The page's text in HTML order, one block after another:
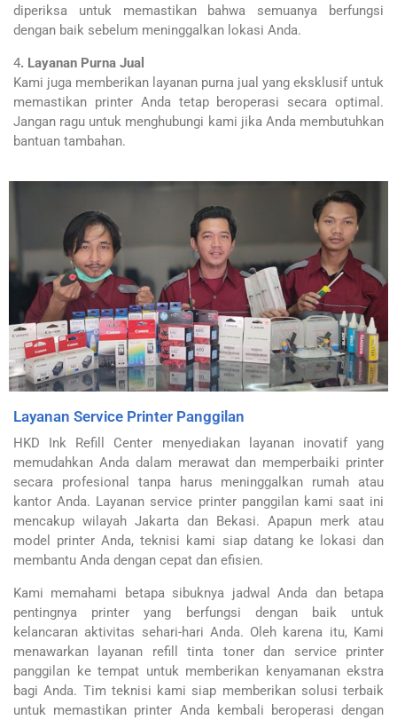
diperiksa untuk memastikan bahwa semuanya berfungsi
dengan baik sebelum meninggalkan lokasi Anda.
4. Layanan Purna Jual
Kami juga memberikan layanan purna jual yang eksklusif untuk
memastikan printer Anda tetap beroperasi secara optimal.
Jangan ragu untuk menghubungi kami jika Anda membutuhkan
bantuan tambahan.
Layanan Service Printer Panggilan
HKD Ink Refill Center menyediakan layanan inovatif yang
memudahkan Anda dalam merawat dan memperbaiki printer
secara profesional tanpa harus meninggalkan rumah atau
kantor Anda. Layanan service printer panggilan kami saat ini
mencakup wilayah Jakarta dan Bekasi. Apapun merk atau
model printer Anda, teknisi kami siap datang ke lokasi dan
membantu Anda dengan cepat dan efisien.
Kami memahami betapa sibuknya jadwal Anda dan betapa
pentingnya printer yang berfungsi dengan baik untuk
kelancaran aktivitas sehari-hari Anda. Oleh karena itu, Kami
menawarkan layanan refill tinta toner dan service printer
panggilan ke tempat untuk memberikan kenyamanan ekstra
bagi Anda. Tim teknisi kami siap memberikan solusi terbaik
untuk memastikan printer Anda kembali beroperasi dengan